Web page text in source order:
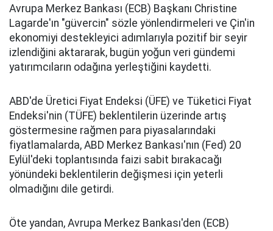
Avrupa Merkez Bankası (ECB) Başkanı Christine
Lagarde'ın "güvercin" sözle yönlendirmeleri ve Çin'in
ekonomiyi destekleyici adımlarıyla pozitif bir seyir
izlendiğini aktararak, bugün yoğun veri gündemi
yatırımcıların odağına yerleştiğini kaydetti.
ABD'de Üretici Fiyat Endeksi (ÜFE) ve Tüketici Fiyat
Endeksi'nin (TÜFE) beklentilerin üzerinde artış
göstermesine rağmen para piyasalarındaki
fiyatlamalarda, ABD Merkez Bankası'nın (Fed) 20
Eylül'deki toplantısında faizi sabit bırakacağı
yönündeki beklentilerin değişmesi için yeterli
olmadığını dile getirdi.
Öte yandan, Avrupa Merkez Bankası'den (ECB)